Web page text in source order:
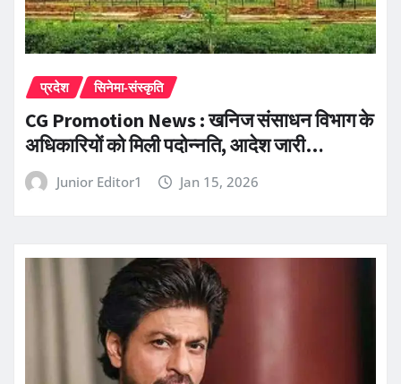
प्रदेश सिनेमा-संस्कृति
CG Promotion News : खनिज संसाधन विभाग के
अधिकारियों को मिली पदोन्नति, आदेश जारी…
Junior Editor1 Jan 15, 2026